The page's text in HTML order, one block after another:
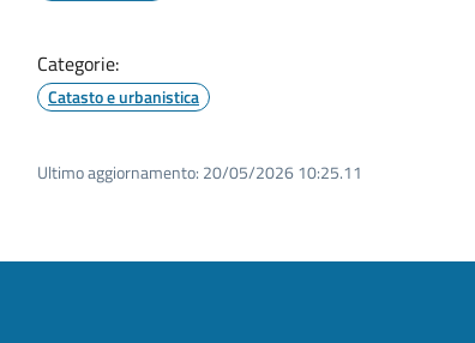
Categorie:
Catasto e urbanistica
Ultimo aggiornamento: 20/05/2026 10:25.11